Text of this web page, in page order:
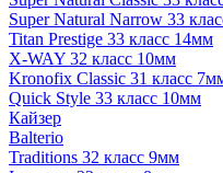
Super Natural Narrow 33
Titan Prestige 33 класс 14мм
X-WAY 32 класс 10мм
Kronofix Classic 31 класс
Quick Style 33 класс 10мм
Кайзер
Balterio
Traditions 32 класс 9мм